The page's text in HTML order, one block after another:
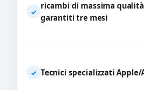
✓
ricambi di massima
garantiti tre mesi
✓ Tecnici specializzati Apple/